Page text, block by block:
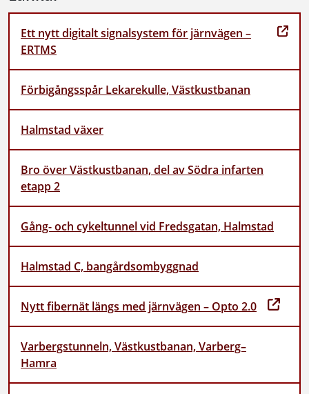
Ett nytt digitalt signalsystem för järnvägen –
ERTMS
Förbigångsspår Lekarekulle, Västkustbanan
Halmstad växer
Bro över Västkustbanan, del av Södra infarten
etapp 2
Gång- och cykeltunnel vid Fredsgatan, Halmstad
Halmstad C, bangårdsombyggnad
Nytt fibernät längs med järnvägen – Opto 2.0
Varbergstunneln, Västkustbanan, Varberg–
Hamra